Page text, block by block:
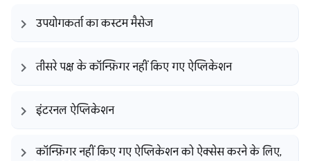
उपयोगकर्ता का कस्टम मैसेज
तीसरे पक्ष के कॉन्फ़िगर नहीं किए गए ऐप्लिकेशन
इंटरनल ऐप्लिकेशन
कॉन्फ़िगर नहीं किए गए ऐप्लिकेशन को ऐक्सेस करने के लिए,